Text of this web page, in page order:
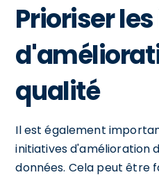
Prioriser
qualité
Il est également
initiatives d'amélioration
données. Cela peut être